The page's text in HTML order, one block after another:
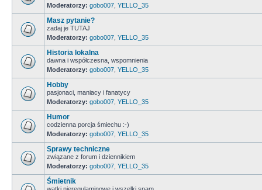
Moderatorzy: gobo007 YELLO_35
Masz pytanie?
zadaj je TUTAJ
Moderatorzy: gobo007 YELLO_35
Historia lokalna
dawna i współczesna, wspomnienia
Moderatorzy: gobo007 YELLO_35
Hobby
pasjonaci, maniacy i fanatycy
Moderatorzy: gobo007 YELLO_35
Humor
codzienna porcja śmiechu :-)
Moderatorzy: gobo007 YELLO_35
Sprawy techniczne
związane z forum i dziennikiem
Moderatorzy: gobo007 YELLO_35
Śmietnik